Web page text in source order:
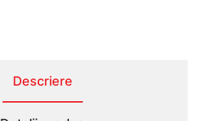
Descriere